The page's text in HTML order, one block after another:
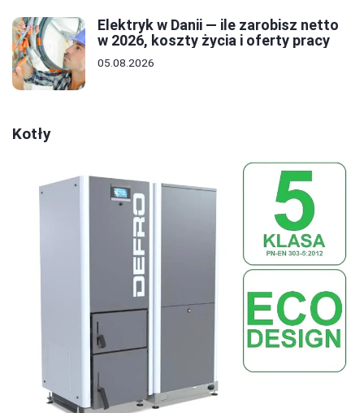
Elektryk w Danii — ile zarobisz netto
w 2026, koszty życia i oferty pracy
05.08.2026
Kotły